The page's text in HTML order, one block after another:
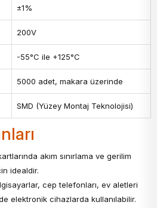
±1%
200V
-55°C ile +125°C
5000 adet, makara üzerinde
SMD (Yüzey Montaj Teknolojisi)
akım sınırlama ve gerilim
idealdir.
cep telefonları, ev aletleri
elektronik cihazlarda kullanılabilir.